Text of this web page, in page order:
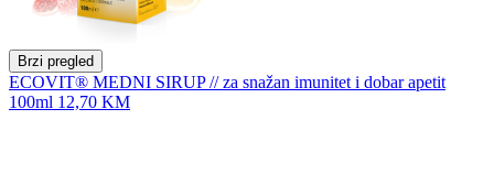
Brzi pregled
ECOVIT® MEDNI SIRUP // za snažan imunitet i dobar apetit
100ml 12,70 KM